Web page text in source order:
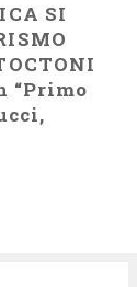
SI
“Primo